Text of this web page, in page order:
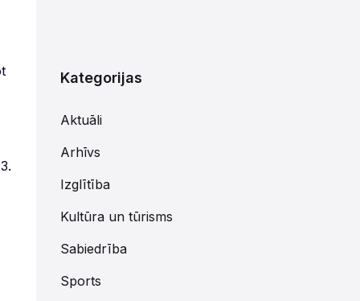
Kategorijas
Aktuāli
Arhīvs
Izglītība
Kultūra un tūrisms
Sabiedrība
Sports